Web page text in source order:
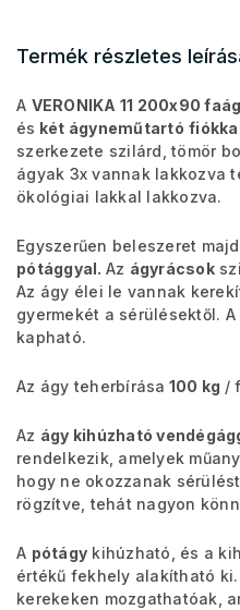
Termék részletes
A VERONIKA 11 200x90
és két ágyneműtartó
szerkezete szilárd, tömör
ágyak 3x vannak lakkozva
ökológiai lakkal lakkozva.
Egyszerűen beleszeret
pótággyal. Az ágyrácsok
Az ágy élei le vannak
gyermekét a sérülésektől.
kapható.
Az ágy teherbírása 100 kg /
Az ágy kihúzható
rendelkezik, amelyek
hogy ne okozzanak
rögzítve, tehát nagyon
A pótágy kihúzható, és a
értékű fekhely alakítható
kerekeken mozgathatóak,